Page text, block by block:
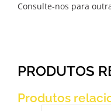
Consulte-nos para
PRODUTOS
Produtos